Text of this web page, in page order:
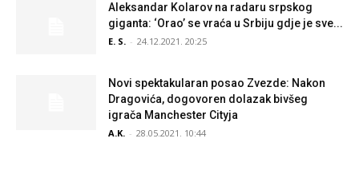
Aleksandar Kolarov na radaru srpskog
giganta: ‘Orao’ se vraća u Srbiju gdje je sve...
E. S. - 24.12.2021. 20:25
Novi spektakularan posao Zvezde: Nakon
Dragovića, dogovoren dolazak bivšeg
igrača Manchester Cityja
A.K. - 28.05.2021. 10:44